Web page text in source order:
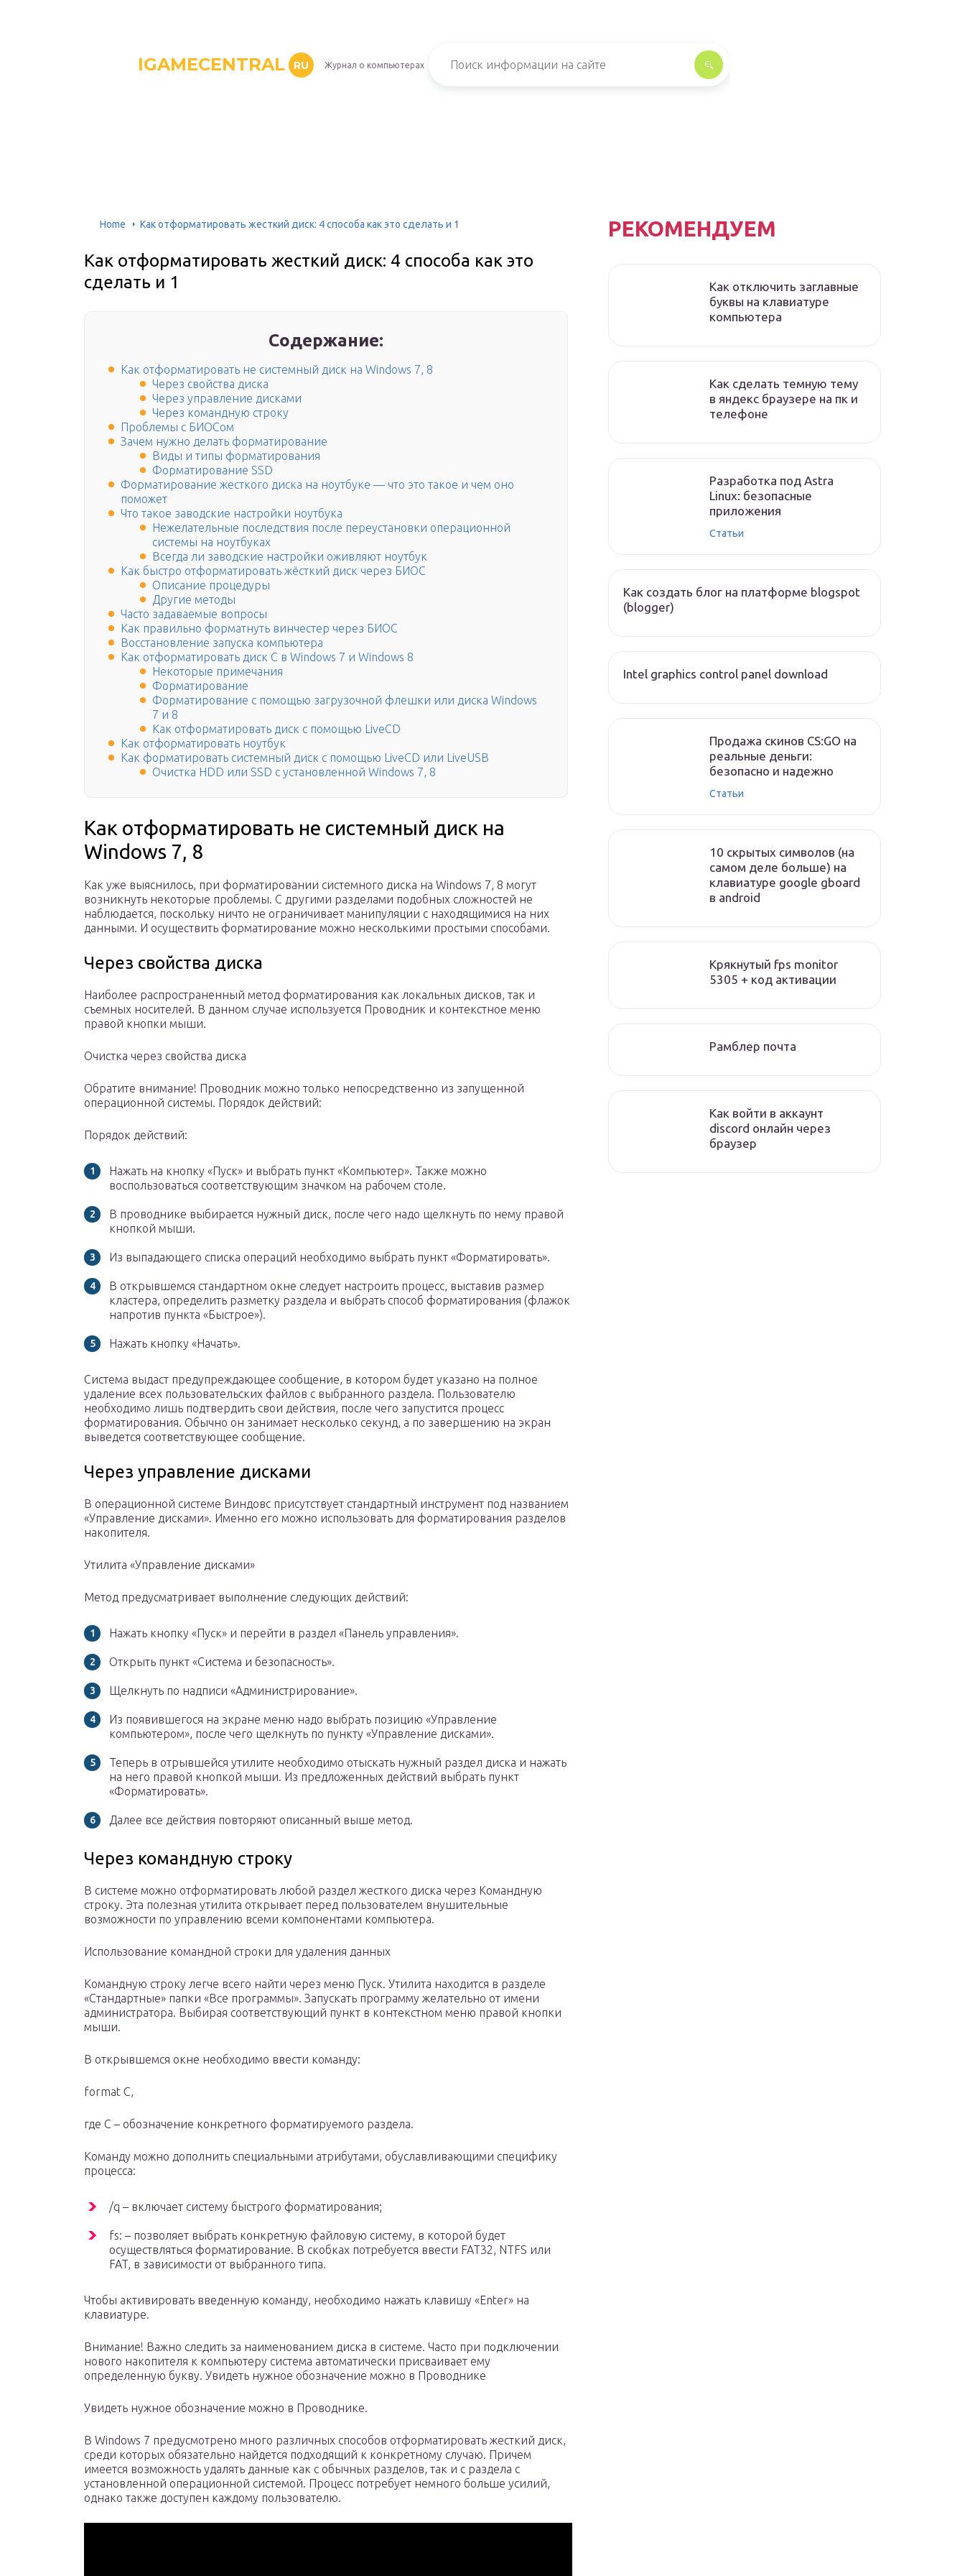
IGAMECENTRAL RU Журнал о компьютерах
Home Как отформатировать жесткий диск: 4 способа как это сделать и 1
Как отформатировать жесткий диск: 4 способа как это
сделать и 1
Содержание:
Как отформатировать не системный диск на Windows 7, 8
Через свойства диска
Через управление дисками
Через командную строку
Проблемы с БИОСом
Зачем нужно делать форматирование
Виды и типы форматирования
Форматирование SSD
Форматирование жесткого диска на ноутбуке — что это такое и чем оно
поможет
Что такое заводские настройки ноутбука
Нежелательные последствия после переустановки операционной
системы на ноутбуках
Всегда ли заводские настройки оживляют ноутбук
Как быстро отформатировать жёсткий диск через БИОС
Описание процедуры
Другие методы
Часто задаваемые вопросы
Как правильно форматнуть винчестер через БИОС
Восстановление запуска компьютера
Как отформатировать диск C в Windows 7 и Windows 8
Некоторые примечания
Форматирование
Форматирование с помощью загрузочной флешки или диска Windows
7 и 8
Как отформатировать диск с помощью LiveCD
Как отформатировать ноутбук
Как форматировать системный диск с помощью LiveCD или LiveUSB
Очистка HDD или SSD с установленной Windows 7, 8
Как отформатировать не системный диск на
Windows 7, 8
Как уже выяснилось, при форматировании системного диска на Windows 7, 8 могут
возникнуть некоторые проблемы. С другими разделами подобных сложностей не
наблюдается, поскольку ничто не ограничивает манипуляции с находящимися на них
данными. И осуществить форматирование можно несколькими простыми способами.
Через свойства диска
Наиболее распространенный метод форматирования как локальных дисков, так и
съемных носителей. В данном случае используется Проводник и контекстное меню
правой кнопки мыши.
Очистка через свойства диска
Обратите внимание! Проводник можно только непосредственно из запущенной
операционной системы. Порядок действий:
Порядок действий:
Нажать на кнопку «Пуск» и выбрать пункт «Компьютер». Также можно
воспользоваться соответствующим значком на рабочем столе.
В проводнике выбирается нужный диск, после чего надо щелкнуть по нему правой
кнопкой мыши.
Из выпадающего списка операций необходимо выбрать пункт «Форматировать».
В открывшемся стандартном окне следует настроить процесс, выставив размер
кластера, определить разметку раздела и выбрать способ форматирования (флажок
напротив пункта «Быстрое»).
Нажать кнопку «Начать».
Система выдаст предупреждающее сообщение, в котором будет указано на полное
удаление всех пользовательских файлов с выбранного раздела. Пользователю
необходимо лишь подтвердить свои действия, после чего запустится процесс
форматирования. Обычно он занимает несколько секунд, а по завершению на экран
выведется соответствующее сообщение.
Через управление дисками
В операционной системе Виндовс присутствует стандартный инструмент под названием
«Управление дисками». Именно его можно использовать для форматирования разделов
накопителя.
Утилита «Управление дисками»
Метод предусматривает выполнение следующих действий:
Нажать кнопку «Пуск» и перейти в раздел «Панель управления».
Открыть пункт «Система и безопасность».
Щелкнуть по надписи «Администрирование».
Из появившегося на экране меню надо выбрать позицию «Управление
компьютером», после чего щелкнуть по пункту «Управление дисками».
Теперь в отрывшейся утилите необходимо отыскать нужный раздел диска и нажать
на него правой кнопкой мыши. Из предложенных действий выбрать пункт
«Форматировать».
Далее все действия повторяют описанный выше метод.
Через командную строку
В системе можно отформатировать любой раздел жесткого диска через Командную
строку. Эта полезная утилита открывает перед пользователем внушительные
возможности по управлению всеми компонентами компьютера.
Использование командной строки для удаления данных
Командную строку легче всего найти через меню Пуск. Утилита находится в разделе
«Стандартные» папки «Все программы». Запускать программу желательно от имени
администратора. Выбирая соответствующий пункт в контекстном меню правой кнопки
мыши.
В открывшемся окне необходимо ввести команду:
format C,
где C – обозначение конкретного форматируемого раздела.
Команду можно дополнить специальными атрибутами, обуславливающими специфику
процесса:
/q – включает систему быстрого форматирования;
fs: – позволяет выбрать конкретную файловую систему, в которой будет
осуществляться форматирование. В скобках потребуется ввести FAT32, NTFS или
FAT, в зависимости от выбранного типа.
Чтобы активировать введенную команду, необходимо нажать клавишу «Enter» на
клавиатуре.
Внимание! Важно следить за наименованием диска в системе. Часто при подключении
нового накопителя к компьютеру система автоматически присваивает ему
определенную букву. Увидеть нужное обозначение можно в Проводнике
Увидеть нужное обозначение можно в Проводнике.
В Windows 7 предусмотрено много различных способов отформатировать жесткий диск,
среди которых обязательно найдется подходящий к конкретному случаю. Причем
имеется возможность удалять данные как с обычных разделов, так и с раздела с
установленной операционной системой. Процесс потребует немного больше усилий,
однако также доступен каждому пользователю.
РЕКОМЕНДУЕМ
Как отключить заглавные
буквы на клавиатуре
компьютера
Как сделать темную тему
в яндекс браузере на пк и
телефоне
Разработка под Astra
Linux: безопасные
приложения
Статьи
Как создать блог на платформе blogspot
(blogger)
Intel graphics control panel download
Продажа скинов CS:GO на
реальные деньги:
безопасно и надежно
Статьи
10 скрытых символов (на
самом деле больше) на
клавиатуре google gboard
в android
Крякнутый fps monitor
5305 + код активации
Рамблер почта
Как войти в аккаунт
discord онлайн через
браузер